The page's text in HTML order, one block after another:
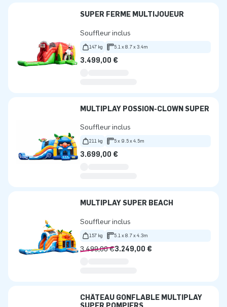
SUPER FERME MULTIJOUEUR
Souffleur inclus
147 kg 5.1 x 8.7 x 3.4m
3.499,00 €
MULTIPLAY POSSION-CLOWN SUPER
Souffleur inclus
211 kg 5 x 9.5 x 4.5m
3.699,00 €
MULTIPLAY SUPER BEACH
Souffleur inclus
157 kg 5.1 x 8.7 x 4.3m
3.499,00 €3.249,00 €
CHÂTEAU GONFLABLE MULTIPLAY